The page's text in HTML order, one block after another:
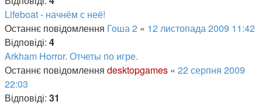
Lifeboat - начнём с неё!
Останнє повідомлення Гоша 2 « 12 листопада 2009 11:42
Відповіді: 4
Arkham Horror. Отчеты по игре.
Останнє повідомлення desktopgames « 22 серпня 2009
22:03
Відповіді: 31